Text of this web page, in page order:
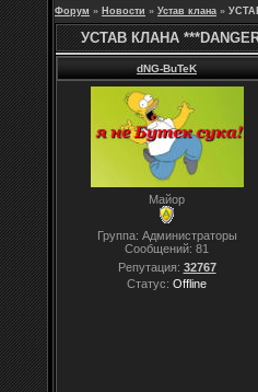
Форум » Новости » Устав клана »
УСТАВ КЛАНА
dNG-BuTeK
Майор
Группа: Администраторы
Сообщений: 81
Репутация: 32767
Статус: Offline